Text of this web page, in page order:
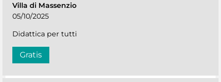
Villa di Massenzio
05/10/2025
Didattica per tutti
Gratis